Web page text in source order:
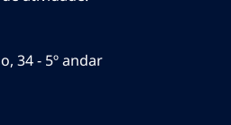
34 - 5º andar